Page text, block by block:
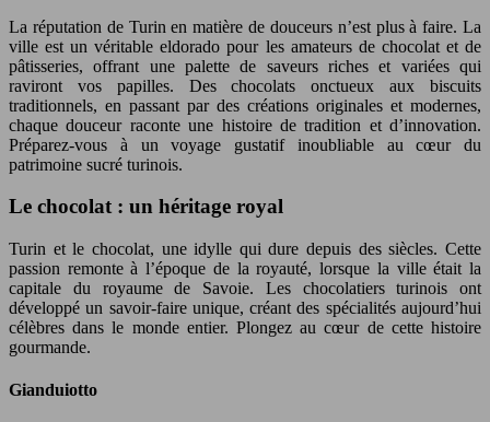
La réputation de Turin en matière de douceurs n’est plus à faire. La
ville est un véritable eldorado pour les amateurs de chocolat et de
pâtisseries, offrant une palette de saveurs riches et variées qui
raviront vos papilles. Des chocolats onctueux aux biscuits
traditionnels, en passant par des créations originales et modernes,
chaque douceur raconte une histoire de tradition et d’innovation.
Préparez-vous à un voyage gustatif inoubliable au cœur du
patrimoine sucré turinois.
Le chocolat : un héritage royal
Turin et le chocolat, une idylle qui dure depuis des siècles. Cette
passion remonte à l’époque de la royauté, lorsque la ville était la
capitale du royaume de Savoie. Les chocolatiers turinois ont
développé un savoir-faire unique, créant des spécialités aujourd’hui
célèbres dans le monde entier. Plongez au cœur de cette histoire
gourmande.
Gianduiotto